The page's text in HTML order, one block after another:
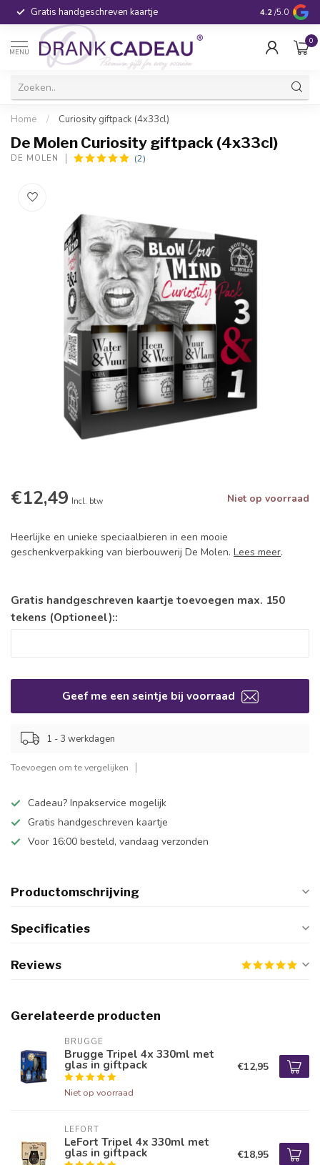
Gratis handgeschreven kaartje Voor 16:00
4.2 /5.0
MENU
0
Home / Curiosity giftpack (4x33cl)
De Molen Curiosity giftpack (4x33cl)
DE MOLEN (2)
€12,49 Incl. btw Niet op voorraad
Heerlijke en unieke speciaalbieren in een mooie
geschenkverpakking van bierbouwerij De Molen. Lees meer.
Gratis handgeschreven kaartje toevoegen max. 150
tekens (Optioneel)::
Geef me een seintje bij voorraad
1 - 3 werkdagen
Toevoegen om te vergelijken
Cadeau? Inpakservice mogelijk
Gratis handgeschreven kaartje
Voor 16:00 besteld, vandaag verzonden
Productomschrijving
Specificaties
Reviews
Gerelateerde producten
BRUGGE
Brugge Tripel 4x 330ml met
glas in giftpack
Niet op voorraad
€12,95
LEFORT
LeFort Tripel 4x 330ml met
glas in giftpack €18,95